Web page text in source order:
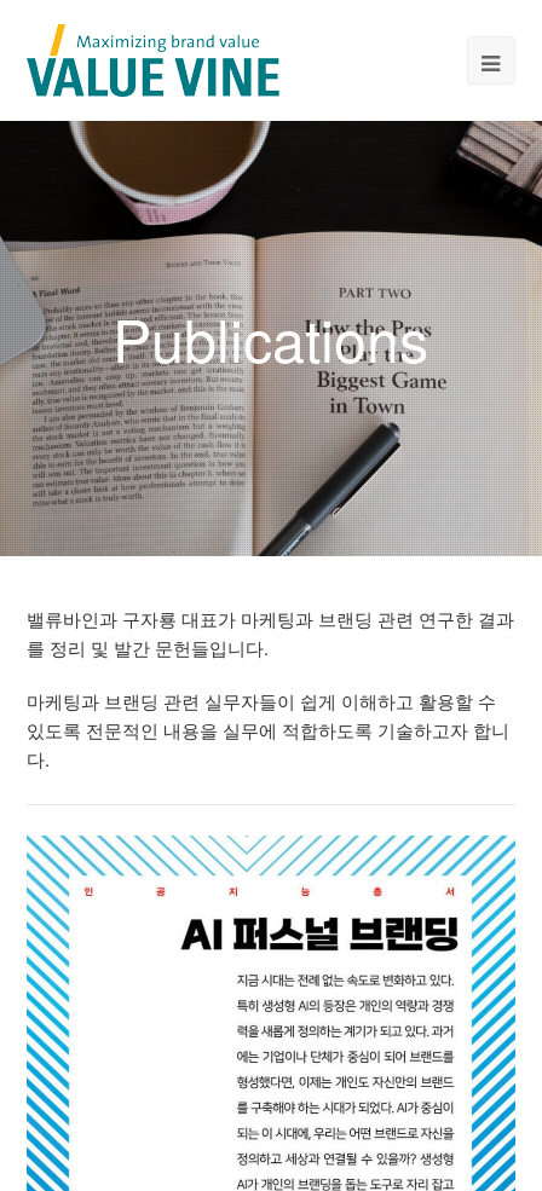
Publications
밸류바인과 구자룡 대표가 마케팅과 브랜딩 관련 연구한 결과
를 정리 및 발간 문헌들입니다.
마케팅과 브랜딩 관련 실무자들이 쉽게 이해하고 활용할 수
있도록 전문적인 내용을 실무에 적합하도록 기술하고자 합니
다.